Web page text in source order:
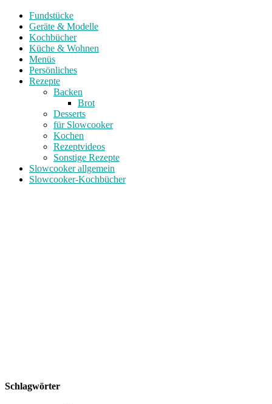
Fundstücke
Geräte & Modelle
Kochbücher
Küche & Wohnen
Menüs
Persönliches
Rezepte
Backen
Brot
Desserts
für Slowcooker
Kochen
Rezeptvideos
Sonstige Rezepte
Slowcooker allgemein
Slowcooker-Kochbücher
Schlagwörter